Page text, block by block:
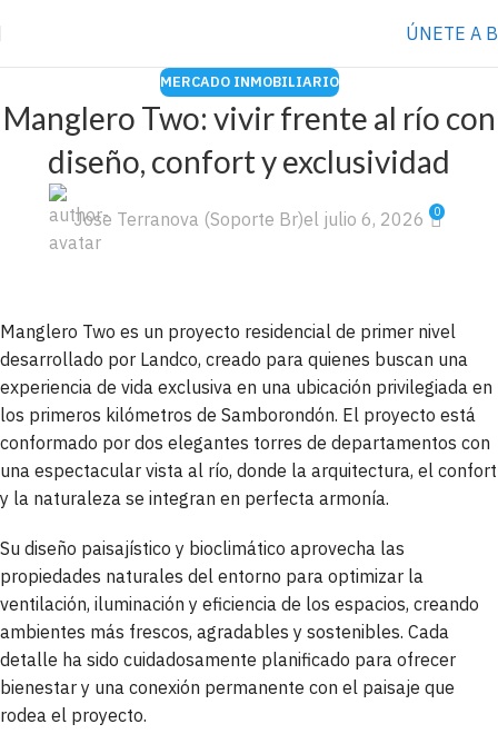
ÚNETE A
MERCADO INMOBILIARIO
Manglero Two: vivir frente al río con
diseño, confort y exclusividad
Jose Terranova (Soporte Br)el julio 6, 2026 0
Manglero Two es un proyecto residencial de primer nivel
desarrollado por Landco, creado para quienes buscan una
experiencia de vida exclusiva en una ubicación privilegiada en
los primeros kilómetros de Samborondón. El proyecto está
conformado por dos elegantes torres de departamentos con
una espectacular vista al río, donde la arquitectura, el confort
y la naturaleza se integran en perfecta armonía.
Su diseño paisajístico y bioclimático aprovecha las
propiedades naturales del entorno para optimizar la
ventilación, iluminación y eficiencia de los espacios, creando
ambientes más frescos, agradables y sostenibles. Cada
detalle ha sido cuidadosamente planificado para ofrecer
bienestar y una conexión permanente con el paisaje que
rodea el proyecto.